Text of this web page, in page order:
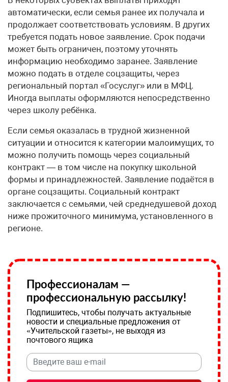
автоматически, если семья ранее их получала и
продолжает соответствовать условиям. В других
требуется подать новое заявление. Срок подачи
может быть ограничен, поэтому уточнять
информацию необходимо заранее. Заявление
можно подать в отделе соцзащиты, через
региональный портал «Госуслуг» или в МФЦ.
Иногда выплаты оформляются непосредственно
через школу ребёнка.
Если семья оказалась в трудной жизненной
ситуации и относится к категории малоимущих, то
можно получить помощь через социальный
контракт — в том числе на покупку школьной
формы и принадлежностей. Заявление подаётся в
органе соцзащиты. Социальный контракт
заключается с семьями, чей среднедушевой доход
ниже прожиточного минимума, установленного в
регионе.
Профессионалам —
профессиональную рассылку!
Подпишитесь, чтобы получать актуальные
новости и специальные предложения от
«Учительской газеты», не выходя из
почтового ящика